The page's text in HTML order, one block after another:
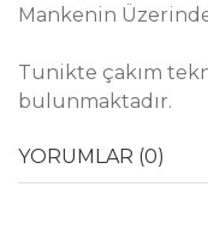
Mankenin
Tunikte çakım
bulunmaktadır.
YORUMLAR (0)